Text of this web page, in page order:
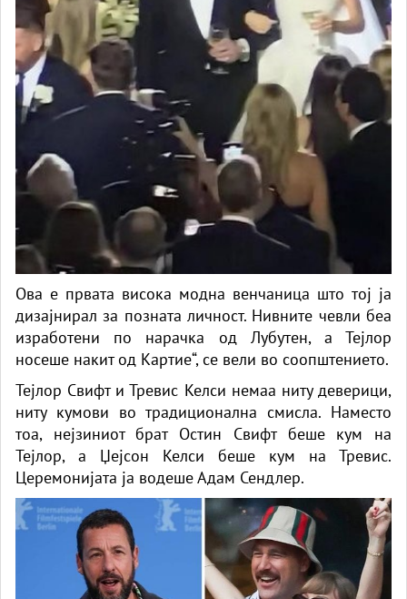
Ова е првата висока модна венчаница што тој ја
дизајнирал за позната личност. Нивните чевли беа
изработени по нарачка од Лубутен, а Тејлор
носеше накит од Картие“, се вели во соопштението.
Тејлор Свифт и Тревис Келси немаа ниту деверици,
ниту кумови во традиционална смисла. Наместо
тоа, нејзиниот брат Остин Свифт беше кум на
Тејлор, а Џејсон Келси беше кум на Тревис.
Церемонијата ја водеше Адам Сендлер.